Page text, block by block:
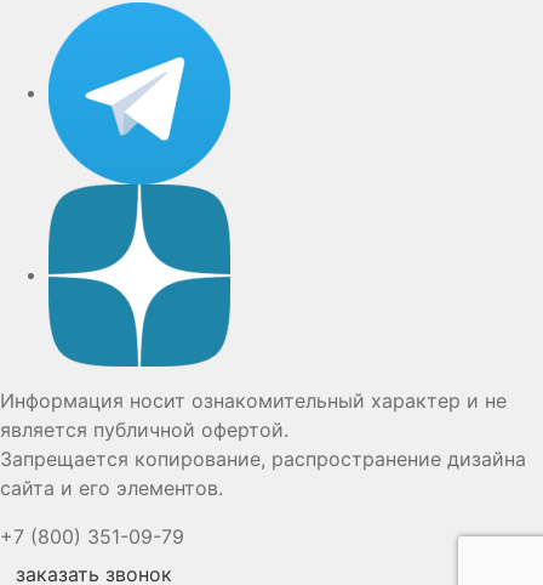
Информация носит ознакомительный характер и не
является публичной офертой.
Запрещается копирование, распространение дизайна
сайта и его элементов.
+7 (800) 351-09-79
заказать звонок